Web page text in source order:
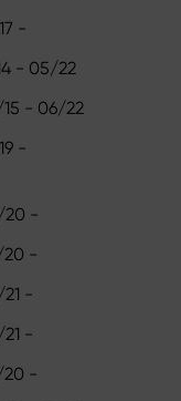
-
- 05/22
- 06/22
-
20 -
-
-
-
-